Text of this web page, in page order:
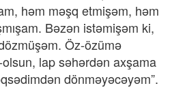
həm məşq etmişəm, həm
Bəzən istəmişəm ki,
Öz-özümə
lap səhərdən axşama
dönməyəcəyəm”.